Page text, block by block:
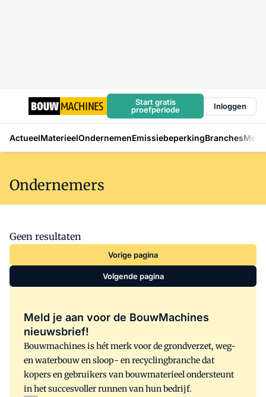
Start gratis
proefperiode
Inloggen
ActueelMaterieelOndernemenEmissiebeperkingBranches
Ondernemers
Geen resultaten
Vorige pagina
Volgende pagina
Meld je aan voor de BouwMachines
nieuwsbrief!
Bouwmachines is hét merk voor de grondverzet, weg-
en waterbouw en sloop- en recyclingbranche dat
kopers en gebruikers van bouwmaterieel ondersteunt
in het succesvoller runnen van hun bedrijf.